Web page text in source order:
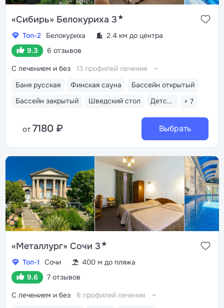
«Сибирь» Белокуриха 3★
Топ-2 Белокуриха
2.4 км до центра
9.3
6 отзывов
Баня русская Финская сауна
Бассейн открытый
Бассейн закрытый
Шведский стол Детская комната + 7
С лечением и без 13 профилей лечения
от 7180 ₽ Выбрать
«Металлург» Сочи 3★
Топ-1 Сочи
400 м до пляжа
9.6
7 отзывов
С лечением и без 6 профилей лечения